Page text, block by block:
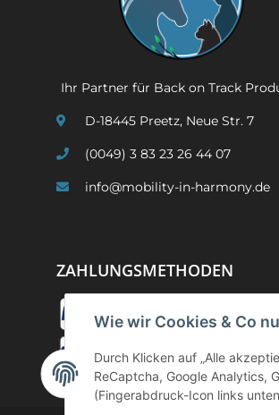
Wie wir Cookies & Co
Durch Klicken auf „Alle
ReCaptcha, Google Analytics,
(Fingerabdruck-Icon links
Ihr Partner für Back on Track
D-18445 Preetz, Neue Str. 7
(0049) 3 83 23 26 44 07
info@mobility-in-harmony.de
ZAHLUNGSMETHODEN